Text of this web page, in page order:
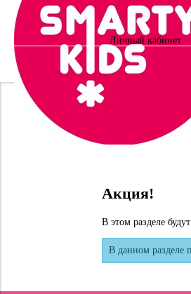
Личный кабинет
ОБУЧАЮЩИЕ МАТЕРИАЛЫ КУРСЫ
НАБОРЫ ДЛЯ ПРОГРАММИРОВАНИЯ
Акция!
В этом разделе
В данном разделе